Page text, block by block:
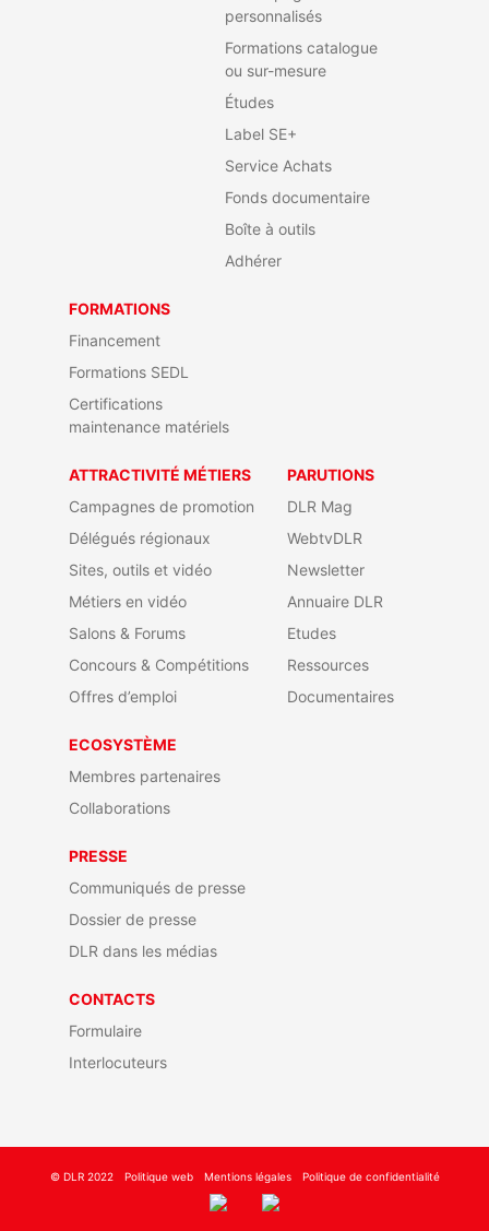
personnalisés
Formations catalogue
ou sur-mesure
Études
Label SE+
Service Achats
Fonds documentaire
Boîte à outils
Adhérer
FORMATIONS
Financement
Formations SEDL
Certifications
maintenance matériels
ATTRACTIVITÉ MÉTIERS
Campagnes de promotion
Délégués régionaux
Sites, outils et vidéo
Métiers en vidéo
Salons & Forums
Concours & Compétitions
Offres d’emploi
PARUTIONS
DLR Mag
WebtvDLR
Newsletter
Annuaire DLR
Etudes
Ressources
Documentaires
ECOSYSTÈME
Membres partenaires
Collaborations
PRESSE
Communiqués de presse
Dossier de presse
DLR dans les médias
CONTACTS
Formulaire
Interlocuteurs
© DLR 2022 Politique web Mentions légales Politique de confidentialité